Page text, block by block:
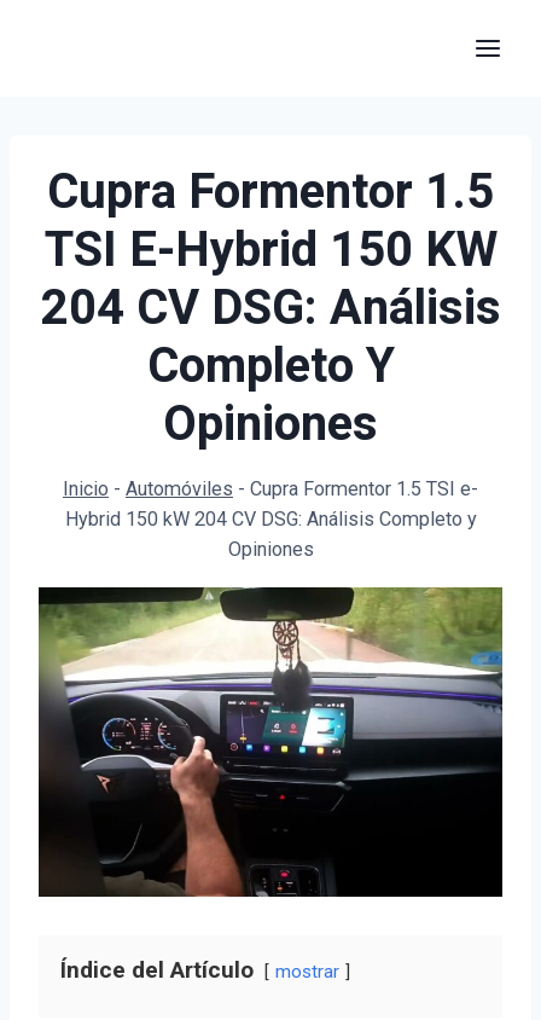
Cupra Formentor 1.5
TSI E-Hybrid 150 KW
204 CV DSG: Análisis
Completo Y
Opiniones
Inicio - Automóviles - Cupra Formentor 1.5 TSI e-
Hybrid 150 kW 204 CV DSG: Análisis Completo y
Opiniones
Índice del Artículo mostrar